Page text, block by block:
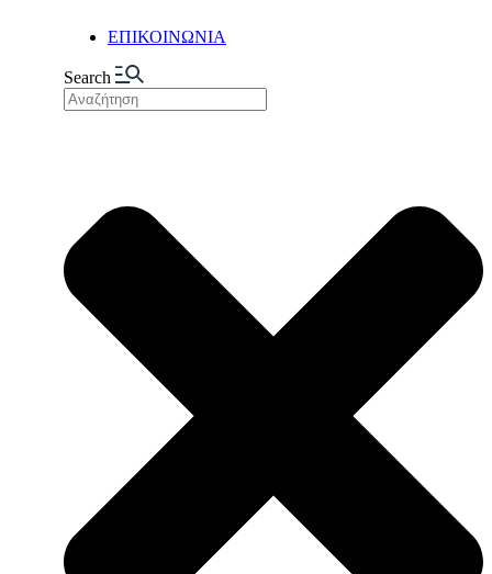
ΕΠΙΚΟΙΝΩΝΙΑ
Search